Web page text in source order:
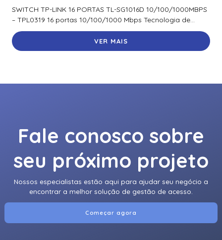
SWITCH TP-LINK 16 PORTAS TL-SG1016D 10/100/1000MBPS
– TPL0319 16 portas 10/100/1000 Mbps Tecnologia de...
VER MAIS
Fale conosco sobre
seu próximo projeto
Nossos especialistas estão aqui para ajudar seu negócio a
encontrar a melhor solução de gestão de acesso.
Começar agora